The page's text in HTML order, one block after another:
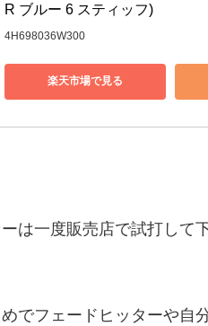
R ブルー 6 スティッフ)
4H698036W300
楽天市場で見る
は一度販売店で試打して
でフェードヒッターや自